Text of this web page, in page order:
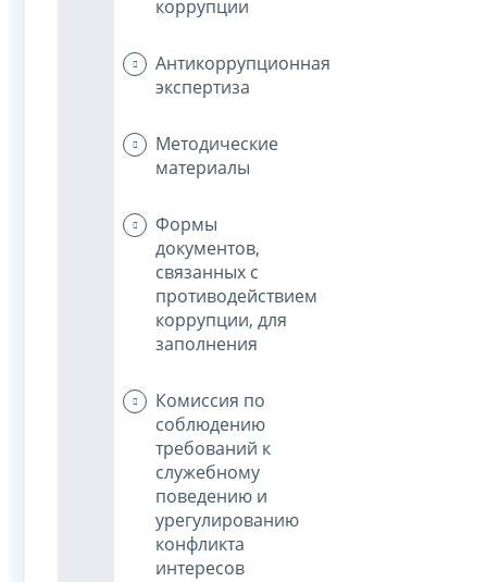
коррупции
Антикоррупционная
экспертиза
Методические
материалы
Формы
документов,
связанных с
противодействием
коррупции, для
заполнения
Комиссия по
соблюдению
требований к
служебному
поведению и
урегулированию
конфликта
интересов